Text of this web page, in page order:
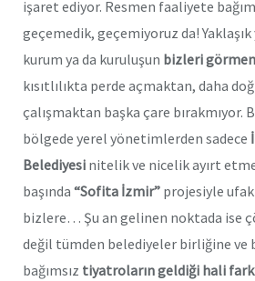
işaret ediyor. Resmen faaliyete
geçemedik, geçemiyoruz da!
kurum ya da kuruluşun bizleri
kısıtlılıkta perde açmaktan, daha
çalışmaktan başka çare bırakmıyor.
bölgede yerel yönetimlerden sadece
Belediyesi nitelik ve nicelik ayırt
başında “Sofita İzmir” projesiyle
bizlere… Şu an gelinen noktada ise
değil tümden belediyeler birliğine ve
bağımsız tiyatroların geldiği hali